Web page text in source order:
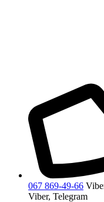
067 869-49-66
Viber, Telegram